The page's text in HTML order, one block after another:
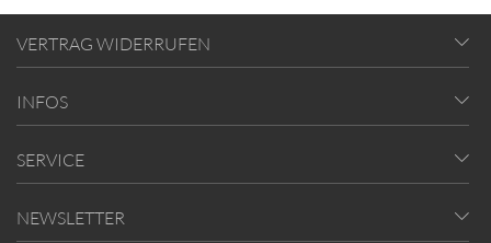
VERTRAG WIDERRUFEN
INFOS
SERVICE
NEWSLETTER